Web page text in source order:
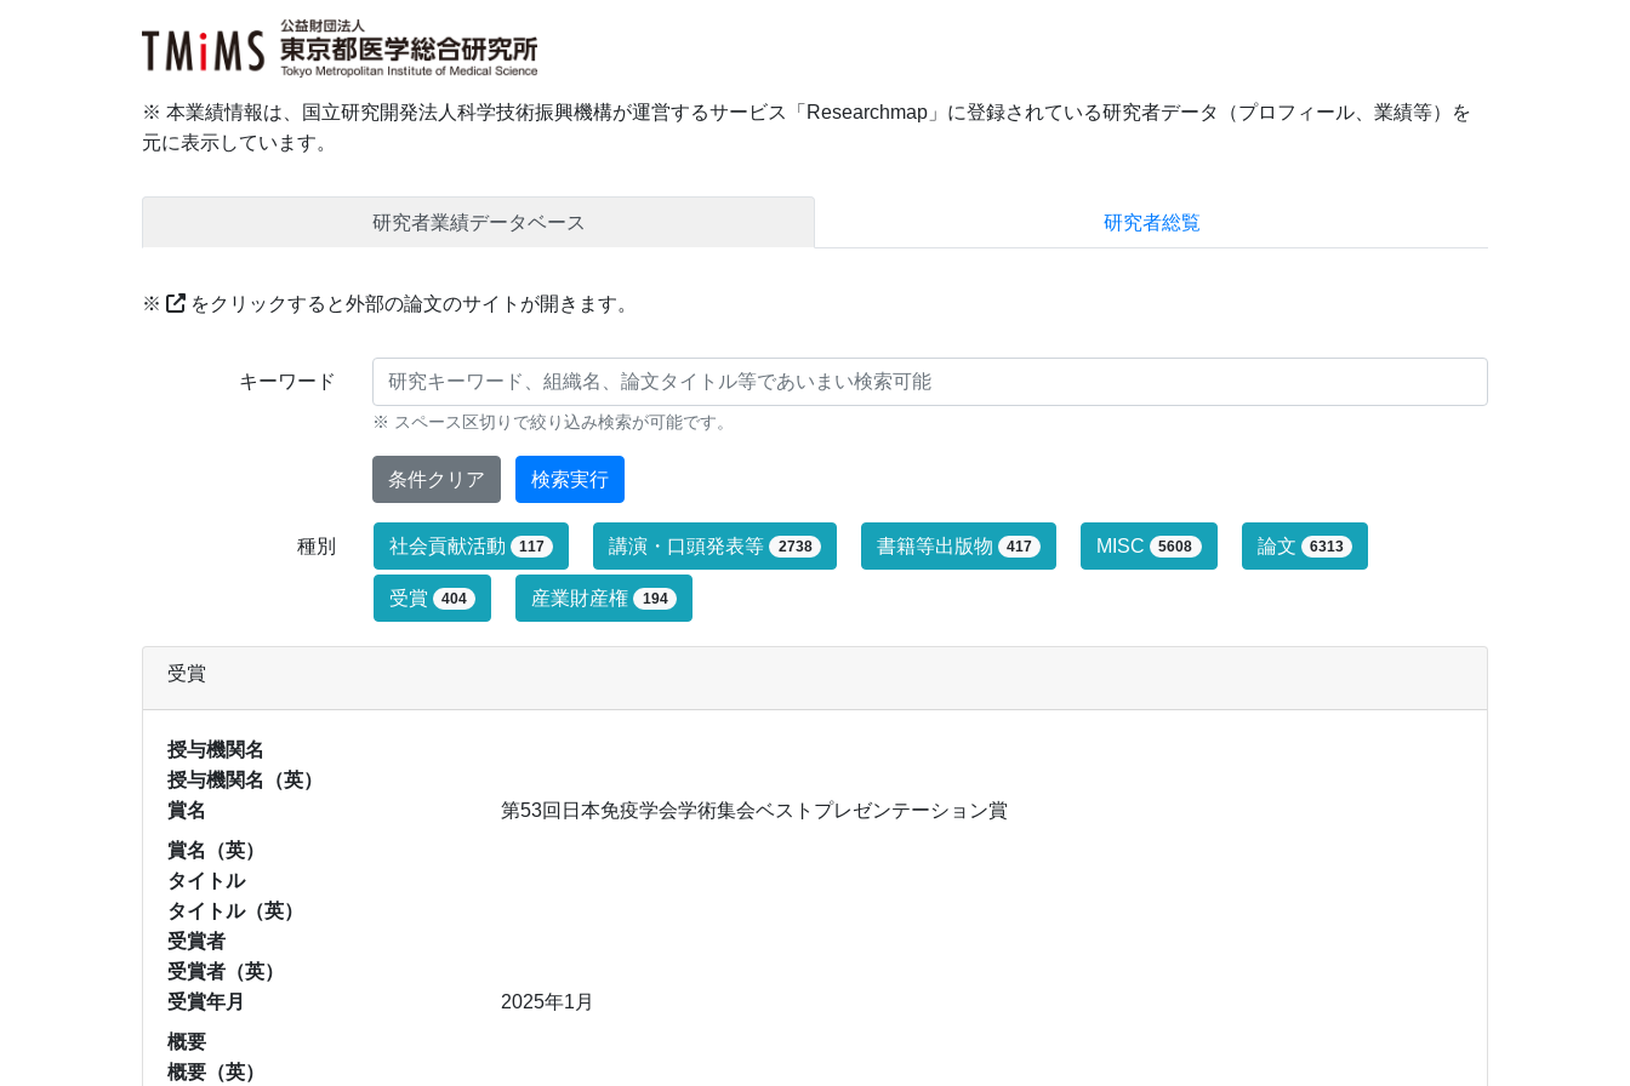
※ 本業績情報は、国立研究開発法人科学技術振興機構が運営するサービス「Researchmap」に登録されている研究者データ（プロフィール、業績等）を
元に表示しています。
研究者業績データベース 研究者総覧
※ をクリックすると外部の論文のサイトが開きます。
研究業績に対する検索条件
キーワード
※ スペース区切りで絞り込み検索が可能です。
条件クリア 検索実行
種別 研究業績タイプによる絞り込み条件です。絞り込みは行っていません。
社会貢献活動 117 講演・口頭発表等 2738 書籍等出版物 417 MISC 5608 論文 6313
受賞 404 産業財産権 194
受賞
授与機関名
授与機関名（英）
賞名
第53回日本免疫学会学術集会ベストプレゼンテーション賞
賞名（英）
タイトル
タイトル（英）
受賞者
受賞者（英）
受賞年月
2025年1月
概要
概要（英）